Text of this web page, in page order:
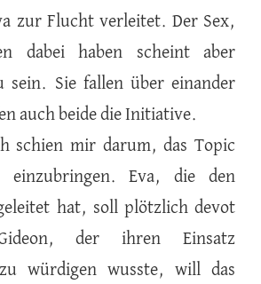
zur Flucht verleitet. Der Sex,
dabei haben scheint aber
sein. Sie fallen über einander
auch beide die Initiative.
schien mir darum, das Topic
einzubringen. Eva, die den
hat, soll plötzlich devot
der ihren Einsatz
würdigen wusste, will das